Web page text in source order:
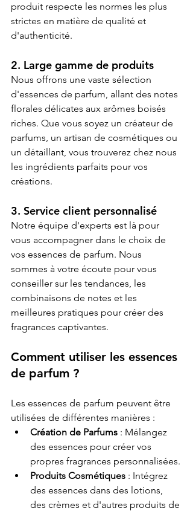
produit respecte les normes les plus
strictes en matière de qualité et
d'authenticité.
2. Large gamme de produits
Nous offrons une vaste sélection
d'essences de parfum, allant des notes
florales délicates aux arômes boisés
riches. Que vous soyez un créateur de
parfums, un artisan de cosmétiques ou
un détaillant, vous trouverez chez nous
les ingrédients parfaits pour vos
créations.
3. Service client personnalisé
Notre équipe d'experts est là pour
vous accompagner dans le choix de
vos essences de parfum. Nous
sommes à votre écoute pour vous
conseiller sur les tendances, les
combinaisons de notes et les
meilleures pratiques pour créer des
fragrances captivantes.
Comment utiliser les essences
de parfum ?
Les essences de parfum peuvent être
utilisées de différentes manières :
Création de Parfums : Mélangez
des essences pour créer vos
propres fragrances personnalisées.
Produits Cosmétiques : Intégrez
des essences dans des lotions,
des crèmes et d'autres produits de